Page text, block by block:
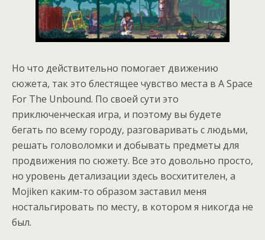
Но что действительно помогает движению
сюжета, так это блестящее чувство места в A Space
For The Unbound. По своей сути это
приключенческая игра, и поэтому вы будете
бегать по всему городу, разговаривать с людьми,
решать головоломки и добывать предметы для
продвижения по сюжету. Все это довольно просто,
но уровень детализации здесь восхитителен, а
Mojiken каким-то образом заставил меня
ностальгировать по месту, в котором я никогда не
был.